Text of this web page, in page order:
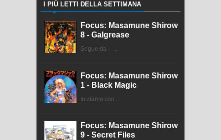
I PIÙ LETTI DELLA SETTIMANA
Focus: Masamune Shirow
8 - Galgrease
Segue da - ...
Focus: Masamune Shirow
1 - Black Magic
Iniziamo con ...
Focus: Masamune Shirow
9 - Secret Files